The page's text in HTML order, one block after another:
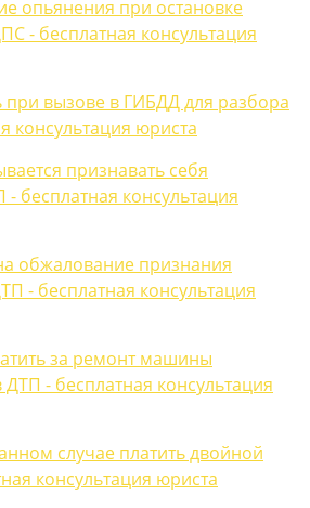
опьянения при остановке
- бесплатная консультация
при вызове в ГИБДД для разбора
консультация юриста
признавать себя
бесплатная консультация
обжалование признания
- бесплатная консультация
за ремонт машины
- бесплатная консультация
случае платить двойной
консультация юриста